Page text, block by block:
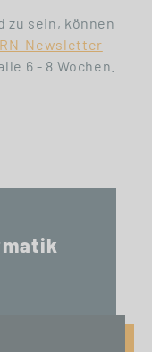
zu sein, können
Newsletter
6 - 8 Wochen.